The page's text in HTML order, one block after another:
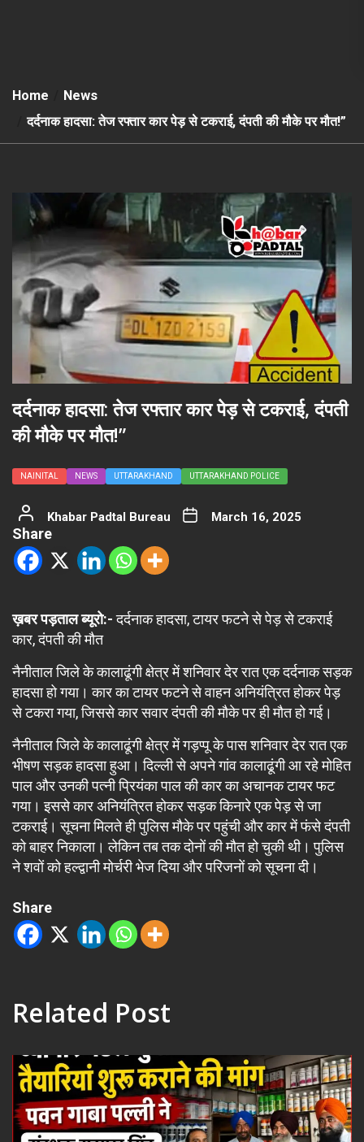
Home
News
दर्दनाक हादसा: तेज रफ्तार कार पेड़ से टकराई, दंपती की मौके पर मौत!”
दर्दनाक हादसा: तेज रफ्तार कार पेड़ से टकराई, दंपती
की मौके पर मौत!”
NAINITAL NEWS UTTARAKHAND UTTARAKHAND POLICE
Khabar Padtal Bureau March 16, 2025
Share
ख़बर पड़ताल ब्यूरो:-दर्दनाक हादसा, टायर फटने से पेड़ से टकराई
कार, दंपती की मौत
नैनीताल जिले के कालाढूंगी क्षेत्र में शनिवार देर रात एक दर्दनाक सड़क
हादसा हो गया। कार का टायर फटने से वाहन अनियंत्रित होकर पेड़
से टकरा गया, जिससे कार सवार दंपती की मौके पर ही मौत हो गई।
नैनीताल जिले के कालाढूंगी क्षेत्र में गड़प्पू के पास शनिवार देर रात एक
भीषण सड़क हादसा हुआ। दिल्ली से अपने गांव कालाढूंगी आ रहे मोहित
पाल और उनकी पत्नी प्रियंका पाल की कार का अचानक टायर फट
गया। इससे कार अनियंत्रित होकर सड़क किनारे एक पेड़ से जा
टकराई। सूचना मिलते ही पुलिस मौके पर पहुंची और कार में फंसे दंपती
को बाहर निकाला। लेकिन तब तक दोनों की मौत हो चुकी थी। पुलिस
ने शवों को हल्द्वानी मोर्चरी भेज दिया और परिजनों को सूचना दी।
Share
Related Post